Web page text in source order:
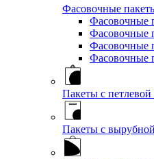
Фасовочные
Фасовочные
Фасовочные
Фасовочные
Фасовочные
Пакеты с петлевой
Пакеты с